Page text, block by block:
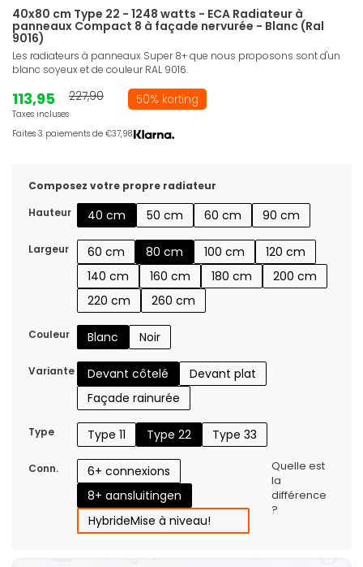
40x80 cm Type 22 - 1248 watts - ECA Radiateur à
panneaux Compact 8 à façade nervurée - Blanc (Ral
9016)
Les radiateurs à panneaux Super 8+ que nous proposons sont d'un
blanc soyeux et de couleur RAL 9016.
113,95
Taxes incluses
227,90 50% korting
Faites 3 paiements de €37,98.
Composez votre propre radiateur
Hauteur
40 cm 50 cm 60 cm 90 cm
Largeur 60 cm 80 cm 100 cm
120 cm
140 cm
160 cm 180 cm
200 cm
220 cm
260 cm
Couleur Blanc Noir
Variante Devant côtelé
Devant plat
Façade rainurée
Type Type 11 Type 22 Type 33
Conn.
6+ connexions
8+ aansluitingen
HybrideMise à niveau!
Quelle est
la
différence
?